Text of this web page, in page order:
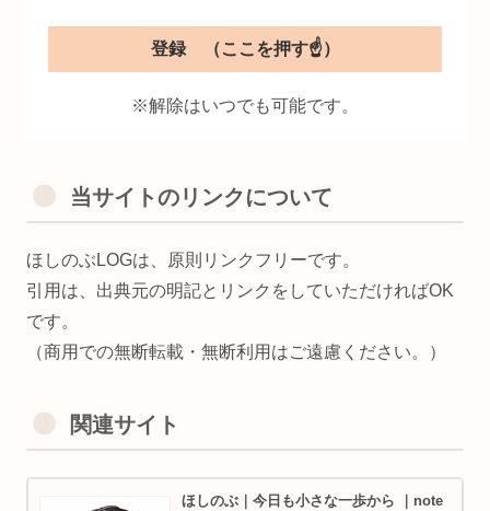
※解除はいつでも可能です。
当サイトのリンクについて
ほしのぶLOGは、原則リンクフリーです。
引用は、出典元の明記とリンクをしていただければOK
です。
（商用での無断転載・無断利用はご遠慮ください。）
関連サイト
ほしのぶ｜今日も小さな一歩から ｜note